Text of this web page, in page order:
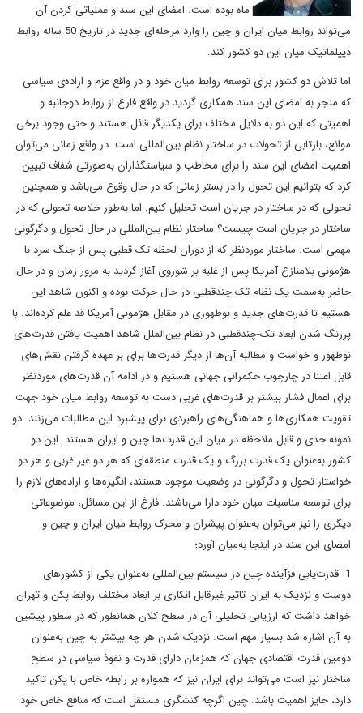
ماه بوده است. امضای این سند و عملیاتی کردن آن
می‌تواند روابط میان ایران و چین را وارد مرحله‌ای جدید در تاریخ 50 ساله روابط
دیپلماتیک میان این دو کشور کند.
اما تلاش دو کشور برای توسعه روابط میان خود و در واقع عزم و اراده‌ی سیاسی
که منجر به امضای این سند همکاری گردید در واقع فارغ از روابط دوجانبه و
اهمیتی که این دو به دلایل مختلف برای یکدیگر قائل هستند و حتی وجود برخی
موانع، بازتابی از تحولات در ساختار نظام بین‌المللی است. در واقع زمانی می‌توان
اهمیت امضای این سند را برای مخاطب و سیاستگذاران به‌صورتی شفاف تبیین
کرد که بتوانیم این تحول را در بستر زمانی که در حال وقوع می‌باشد و همچنین
تحولی که در ساختار در جریان است تحلیل کنیم. اما به‌طور خلاصه تحولی که در
ساختار در جریان است چیست؟ ساختار نظام بین‌المللی در حال تحول و دگرگونی
مهمی است. ساختار موردنظر که از دوران لحظه تک قطبی پس از جنگ سرد با
هژمونی بلامنازع آمریکا پس از غلبه بر شوروی آغاز گردید به مرور زمان و در حال
حاضر به‌سمت یک نظام تک-چندقطبی در حال حرکت بوده و اکنون شاهد این
هستیم تا قدرت‌های جدید و نوظهوری در مقابل هژمونی آمریکا قد علم کرده‌اند. با
پررنگ شدن ابعاد تک-چندقطبی در نظام بین‌الملل شاهد اهمیت یافتن قدرت‌های
نوظهور و خواست و مطالبه آن‌ها از دیگر قدرت‌ها برای بر عهده گرفتن نقش‌های
قابل اعتنا در چارچوب حکمرانی جهانی هستیم و در ادامه آن قدرت‌های موردنظر
برای اعمال فشار بیشتر بر قدرت‌های غربی دست به توسعه روابط میان خود جهت
تقویت همکاری‌ها و هماهنگی‌های راهبردی برای پیشبرد این مطالبات می‌زنند. دو
نمونه جدی و قابل ملاحظه در میان این قدرت‌ها چین و ایران هستند. این دو
کشور به‌عنوان یک قدرت بزرگ و یک قدرت منطقه‌ای که هر دو غیر غربی و هر دو
خواستار تحول و دگرگونی در وضعیت موجود هستند، انگیزه‌ها و اراده‌های لازم را
برای توسعه مناسبات میان خود دارا می‌باشند. فارغ از این مسائل، موضوعاتی
دیگری را نیز می‌توان به‌عنوان پیشران و محرک روابط میان ایران و چین و
امضای این سند در اینجا به‌میان آورد؛
1- قدرت‌یابی فزآینده چین در سیستم بین‌المللی به‌عنوان یکی از کشورهای
دوست و نزدیک به ایران تاثیر غیرقابل انکاری بر ابعاد مختلف روابط پکن و تهران
خواهد داشت که ارزیابی تحلیلی آن در سطح کلان همانطور که در سطور پیشین
به آن اشاره شد بسیار مهم است. نزدیک شدن هر چه بیشتر به چین به‌عنوان
دومین قدرت اقتصادی جهان که همزمان دارای قدرت و نفوذ سیاسی در سطح
ساختار نیز است می‌تواند برای ایران نیز که همواره بر رابطه خاص با پکن تاکید
دارد، حایز اهمیت باشد. چین اگرچه کنشگری مستقل است که منافع خاص خود